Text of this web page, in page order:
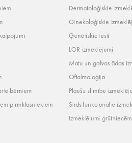
bērniem
pirmklasniekiem
Dermatoloģiskie
Ginekoloģiskie
Ģenētiskie testi
LOR izmeklējumi
Matu un galvas ādas
Oftalmoloģija
Plaušu slimību
Sirds funkcionālie
Izmeklējumi grūtniecēm